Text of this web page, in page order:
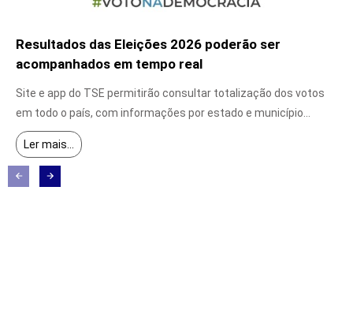
Resultados das Eleições 2026 poderão ser
acompanhados em tempo real
Site e app do TSE permitirão consultar totalização dos votos
em todo o país, com informações por estado e município...
Ler mais...